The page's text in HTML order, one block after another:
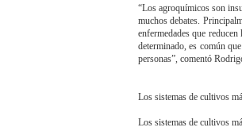
“Los agroquímicos son
muchos debates.
enfermedades que
determinado, es común
personas”, comentó
Los sistemas de cultivos
Los sistemas de cultivos